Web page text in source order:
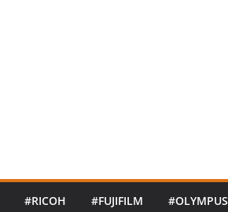
#RICOH #FUJIFILM #OLYMPUS